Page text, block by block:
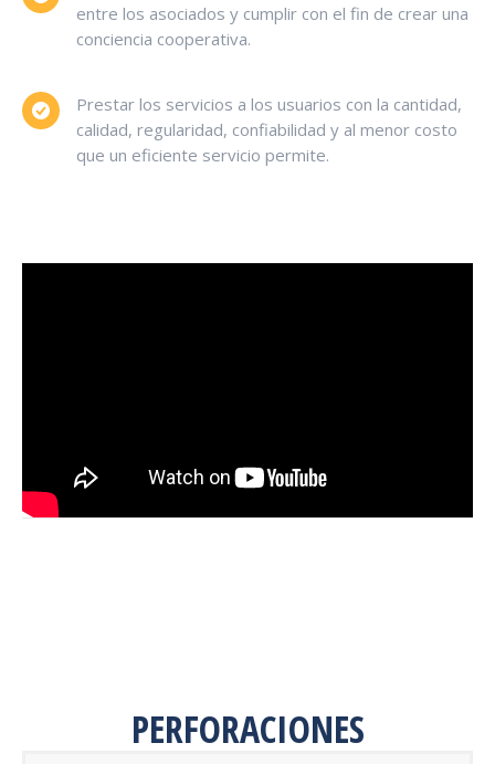
entre los asociados y cumplir con el fin de crear una
conciencia cooperativa.
Prestar los servicios a los usuarios con la cantidad,
calidad, regularidad, confiabilidad y al menor costo
que un eficiente servicio permite.
PERFORACIONES